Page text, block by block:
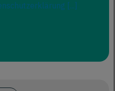
[...]